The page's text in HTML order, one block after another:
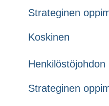
Strateginen
Koskinen
Henkilöstöjohdon
Strateginen